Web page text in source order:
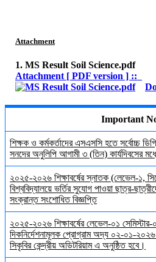
Attachment
1. MS Result Soil Science.pdf
Attachment [ PDF version ] ::
Important
শিক্ষক ও কর্মকর্তাদের এসএসসি হতে সর্বোচ্চ
সনদের অনুলিপি আগামী ৩ (তিন) কার্যদিবসের
২০২৫-২০২৬ শিক্ষাবর্ষের স্নাতক (লেভেল-১,
বিশ্ববিদ্যালয়ে ভর্তির সুযোগ পাওয়া ছাত্র-
সংক্রান্ত সংশোধিত বিজ্ঞপ্তি
২০২৫-২০২৬ শিক্ষাবর্ষের লেভেল-০১ সেমিস্টার-
দিকনির্দেশনামূলক প্রোগ্রাম অদ্য ০২-০১-২০২৬
সিকৃবির কেন্দ্রীয় অডিটরিয়াম এ অনুষ্ঠিত হবে।